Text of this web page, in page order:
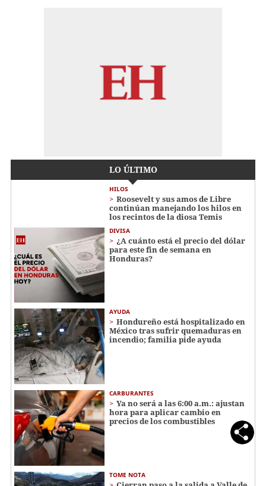
LO ÚLTIMO
HILOS
Roosevelt y sus amos de Libre
continúan manejando los hilos en
los recintos de la diosa Temis
DIVISA
¿A cuánto está el precio del dólar
para este fin de semana en
Honduras?
AYUDA
Hondureño está hospitalizado en
México tras sufrir quemaduras en
incendio; familia pide ayuda
CARBURANTES
Ya no será a las 6:00 a.m.: ajustan
hora para aplicar cambio en
precios de los combustibles
TOME NOTA